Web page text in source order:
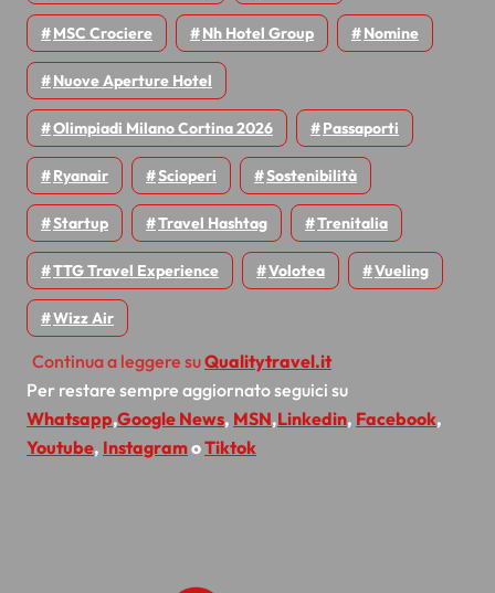
MSC Crociere Nh Hotel Group Nomine
Nuove Aperture Hotel
Olimpiadi Milano Cortina 2026 Passaporti
Ryanair Scioperi Sostenibilità
Startup Travel Hashtag Trenitalia
TTG Travel Experience Volotea Vueling
Wizz Air
Continua a leggere suQualitytravel.it
Per restare sempre aggiornato seguici su
Whatsapp,Google News, MSN,Linkedin, Facebook,
Youtube, InstagramoTiktok